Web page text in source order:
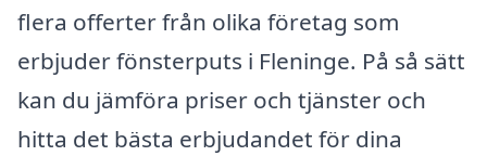
flera offerter från olika företag som
erbjuder fönsterputs i Fleninge. På så sätt
kan du jämföra priser och tjänster och
hitta det bästa erbjudandet för dina